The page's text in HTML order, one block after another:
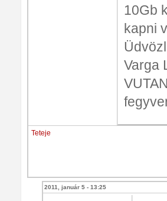
10Gb
kapni
Varga
Teteje
2011, január 5 - 13:25